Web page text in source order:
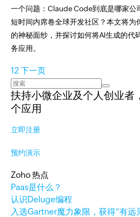
一个问题：Claude Code到底是哪家公
短时间内席卷全球开发社区？本文将
的神秘面纱，并探讨如何将AI生成的代
务应用。
12 下一页
扶持小微企业及个人创业者
个应用
立即注册
预约演示
Zoho 热点
Paas是什么？
认识Deluge编程
入选Gartner魔力象限，获得“有远